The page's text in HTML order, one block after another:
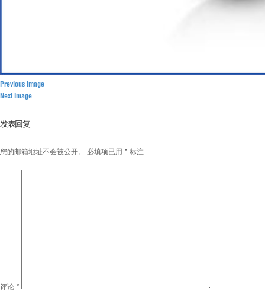
Previous Image
Next Image
发表回复
您的邮箱地址不会被公开。 必填项已用 * 标注
评论 *